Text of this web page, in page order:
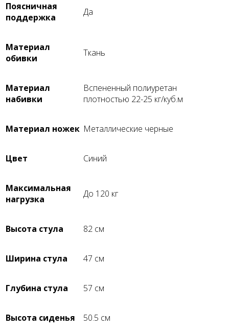
Поясничная
поддержка
Да
Материал
обивки
Ткань
Материал
набивки
Вспененный полиуретан
плотностью 22-25 кг/куб.м
Материал ножек Металлические черные
Цвет Синий
Максимальная
нагрузка
До 120 кг
Высота стула 82 см
Ширина стула 47 см
Глубина стула 57 см
Высота сиденья 50.5 см